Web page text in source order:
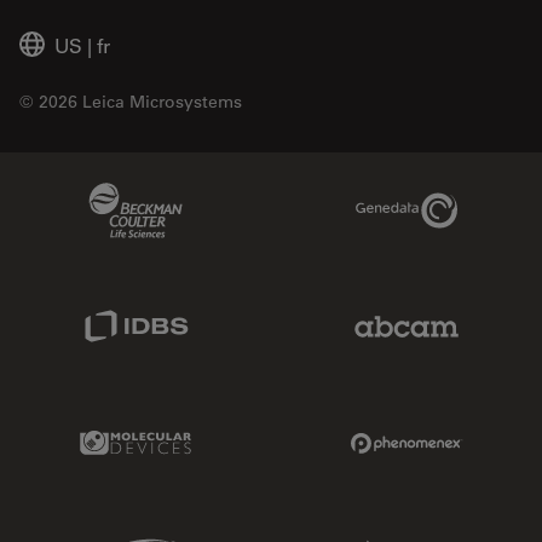
US | fr
© 2026 Leica Microsystems
Genedata Link
Molecular Devices Link